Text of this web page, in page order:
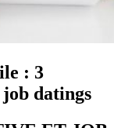
: 3
datings